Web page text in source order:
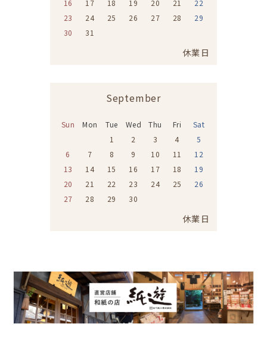
16
17 18 19 20 21
22
23
24 25 26 27 28
29
30
31
休業日
September
Sun Mon Tue Wed Thu Fri
Sat
1
2 3 4
5
6
7 8 9 10 11
12
13
14 15 16 17 18
19
20
21 22 23 24 25
26
27
28 29 30
休業日